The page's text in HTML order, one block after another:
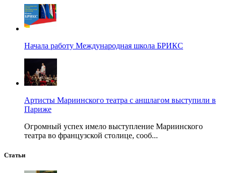
Начала работу Международная школа БРИКС
Артисты Мариинского театра с аншлагом выступили в
Париже
Огромный успех имело выступление Мариинского
театра во французской столице, сооб...
Статьи